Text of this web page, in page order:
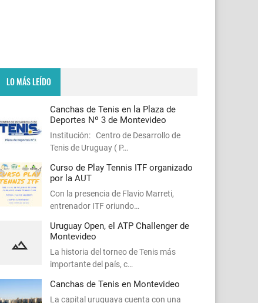
LO MÁS LEÍDO
Canchas de Tenis en la Plaza de
Deportes Nº 3 de Montevideo
Institución: Centro de Desarrollo de
Tenis de Uruguay ( P…
Curso de Play Tennis ITF organizado
por la AUT
Con la presencia de Flavio Marreti,
entrenador ITF oriundo…
Uruguay Open, el ATP Challenger de
Montevideo
La historia del torneo de Tenis más
importante del país, c…
Canchas de Tenis en Montevideo
La capital uruguaya cuenta con una